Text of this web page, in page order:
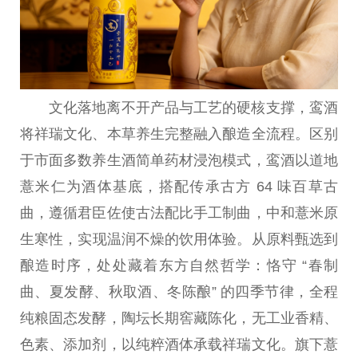
文化落地离不开产品与工艺的硬核支撑，鸾酒
将祥瑞文化、本草养生完整融入酿造全流程。区别
于市面多数养生酒简单药材浸泡模式，鸾酒以道地
薏米仁为酒体基底，搭配传承古方 64 味百草古
曲，遵循君臣佐使古法配比手工制曲，中和薏米原
生寒性 ，实现温润不燥的饮用体验。从原料甄选到
酿造时序，处处藏着东方自然哲学：恪守 “春制
曲、夏发酵、秋取酒、冬陈酿” 的四季节律，全程
纯粮固态发酵，陶坛长期窖藏陈化，无工业香精、
色素、添加剂，以纯粹酒体承载祥瑞文化。旗下薏